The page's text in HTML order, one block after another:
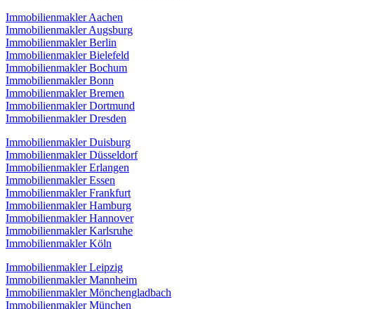
Immobilienmakler Aachen
Immobilienmakler Augsburg
Immobilienmakler Berlin
Immobilienmakler Bielefeld
Immobilienmakler Bochum
Immobilienmakler Bonn
Immobilienmakler Bremen
Immobilienmakler Dortmund
Immobilienmakler Dresden
Immobilienmakler Duisburg
Immobilienmakler Düsseldorf
Immobilienmakler Erlangen
Immobilienmakler Essen
Immobilienmakler Frankfurt
Immobilienmakler Hamburg
Immobilienmakler Hannover
Immobilienmakler Karlsruhe
Immobilienmakler Köln
Immobilienmakler Leipzig
Immobilienmakler Mannheim
Immobilienmakler Mönchengladbach
Immobilienmakler München